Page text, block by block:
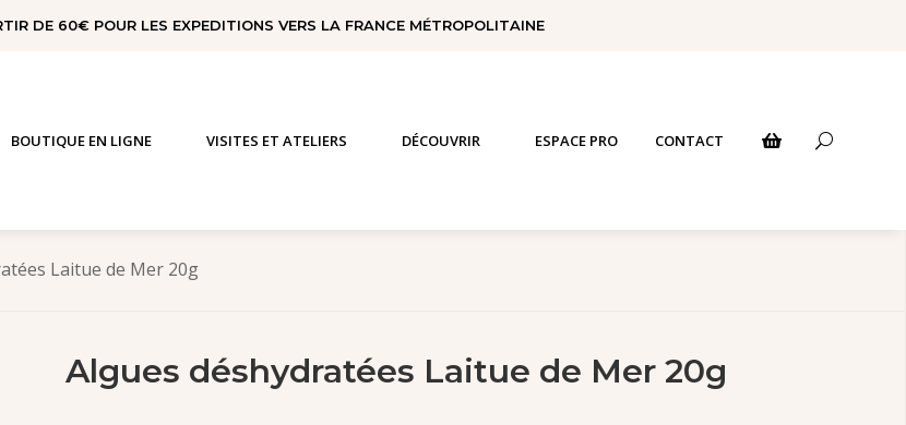
DE 60€ POUR LES EXPEDITIONS VERS LA FRANCE MÉTROPOLITAINE
BOUTIQUE EN LIGNE VISITES ET ATELIERS DÉCOUVRIR ESPACE PRO CONTACT  U
Laitue de Mer 20g
Algues déshydratées Laitue de Mer 20g